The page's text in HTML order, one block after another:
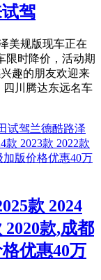
驾
美规版现车正在
限时降价，活动期
趣的朋友欢迎来
川腾达东远名车
试驾兰德酷路泽
款 2024
2020款,成都
优惠40万